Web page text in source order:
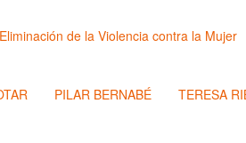
de la Violencia contra la Mujer
PILAR BERNABÉ TERESA